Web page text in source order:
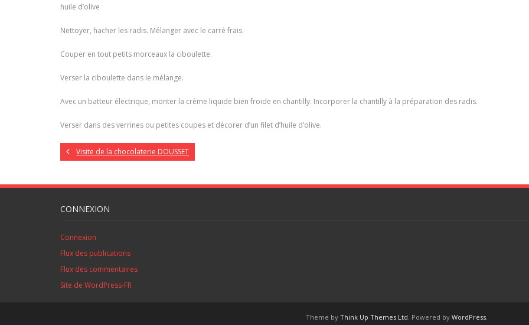
huile d’olive
Nettoyer, hacher les radis. Mélanger avec le carré frais.
Couper en tout petits morceaux la ciboulette.
Verser la ciboulette dans le mélange.
Avec un batteur électrique, monter la crème liquide bien froide en chantilly. Incorporer la chantilly à la préparation des radis.
Verser dans des verrines ou petites coupes et décorer d’un filet d’huile d’olive.
Visite de la chocolaterie DOUSSET
CONNEXION
Connexion
Flux des publications
Flux des commentaires
Site de WordPress-FR
Theme by Think Up Themes Ltd. Powered by WordPress.